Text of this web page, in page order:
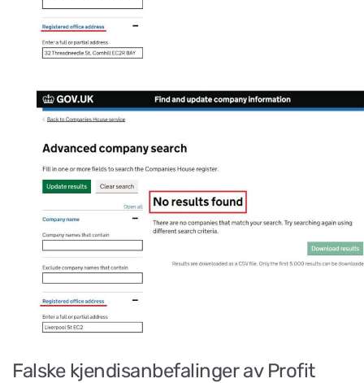
Falske kjendisanbefalinger av Profit